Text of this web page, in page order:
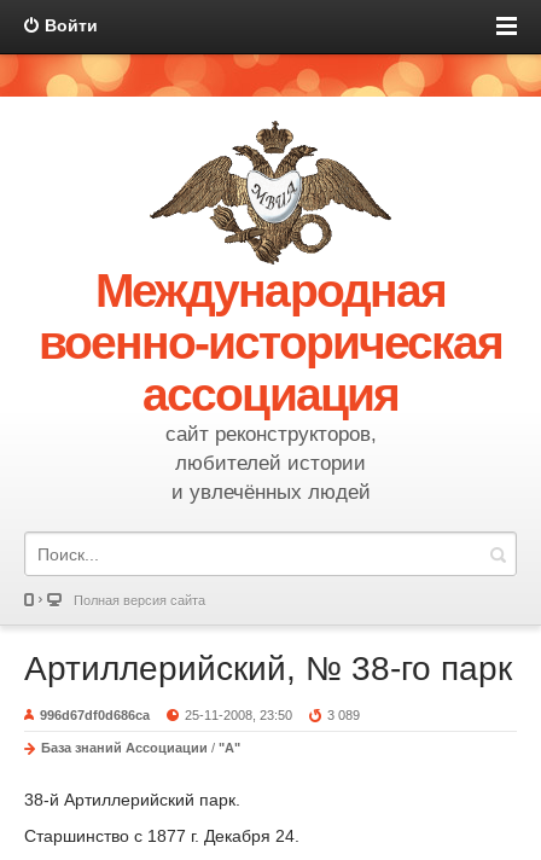
Войти
Международная
военно-историческая
ассоциация
сайт реконструкторов,
любителей истории
и увлечённых людей
Полная версия сайта
Артиллерийский, № 38-го парк
996d67df0d686ca 25-11-2008, 23:50 3 089
База знаний Ассоциации / "А"
38-й Артиллерийский парк.
Старшинство с 1877 г. Декабря 24.